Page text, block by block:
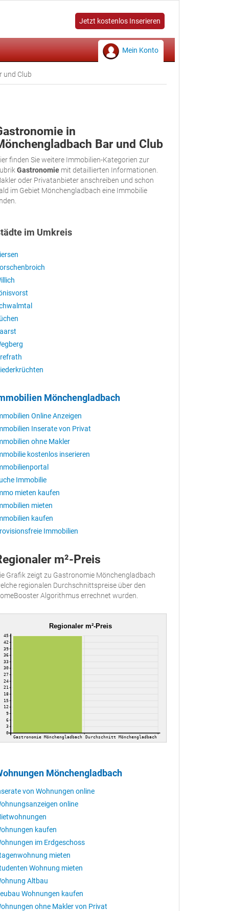
Jetzt kostenlos Inserieren
Mein Konto
und Club
in
Bar und Club
finden Sie weitere Immobilien-Kategorien zur
Gastronomie mit detaillierten Informationen.
oder Privatanbieter anschreiben und schon
im Gebiet Mönchengladbach eine Immobilie
im Umkreis
Mönchengladbach
Online Anzeigen
Inserate von Privat
ohne Makler
kostenlos inserieren
Immobilie
mieten kaufen
mieten
kaufen
Immobilien
m²-Preis
Grafik zeigt zu Gastronomie Mönchengladbach
regionalen Durchschnittspreise über den
Algorithmus errechnet wurden.
Regionaler m²-Preis
0
3
6
9
12
15
18
21
24
27
30
33
36
39
42
45
Gastronomie Mönchengladbach Durchschnitt Mönchengladbach
Mönchengladbach
von Wohnungen online
online
kaufen
im Erdgeschoss
mieten
Wohnung mieten
Altbau
Wohnungen kaufen
ohne Makler von Privat